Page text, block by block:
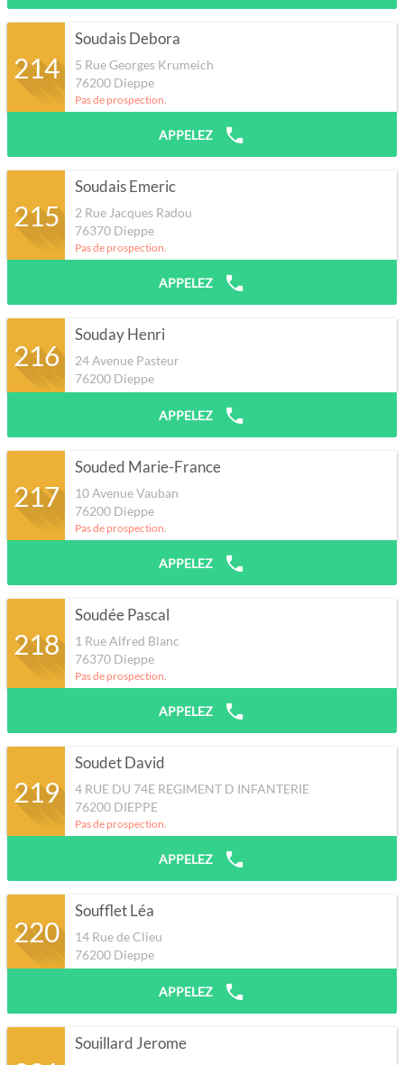
214
Soudais Debora
5 Rue Georges Krumeich
76200 Dieppe
Pas de prospection.
APPELEZ
215
Soudais Emeric
2 Rue Jacques Radou
76370 Dieppe
Pas de prospection.
APPELEZ
216
Souday Henri
24 Avenue Pasteur
76200 Dieppe
APPELEZ
217
Souded Marie-France
10 Avenue Vauban
76200 Dieppe
Pas de prospection.
APPELEZ
218
Soudée Pascal
1 Rue Alfred Blanc
76370 Dieppe
Pas de prospection.
APPELEZ
219
Soudet David
4 RUE DU 74E REGIMENT D INFANTERIE
76200 DIEPPE
Pas de prospection.
APPELEZ
220
Soufflet Léa
14 Rue de Clieu
76200 Dieppe
APPELEZ
Souillard Jerome